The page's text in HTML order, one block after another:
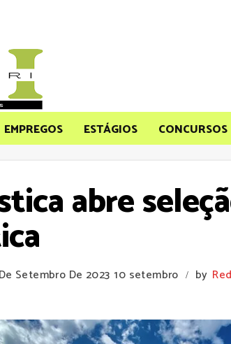
EMPREGOS ESTÁGIOS CONCURSOS
abre
Setembro De 2023 10 setembro / by